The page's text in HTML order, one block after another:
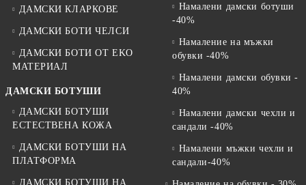
ДАМСКИ КЛАРКОВЕ
ДАМСКИ БОТИ ЧЕЛСИ
ДАМСКИ БОТИ ОТ EKO
МАТЕРИАЛ
ДАМСКИ БОТУШИ
ДАМСКИ БОТУШИ
ЕСТЕСТВЕНА КОЖА
ДАМСКИ БОТУШИ НА
ПЛАТФОРМА
ДАМСКИ БОТУШИ НА
Намалени дамски ботуши
-40%
Намаление на мъжки
обувки -40%
Намалени дамски обувки -
40%
Намалени дамски чехли и
сандали -40%
Намалени мъжки чехли и
сандали-40%